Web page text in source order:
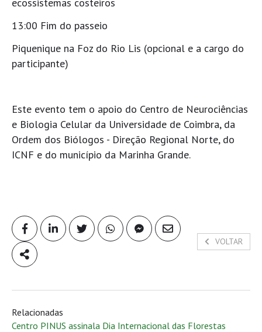
13:00 Fim do passeio
Piquenique na Foz do Rio Lis (opcional e a cargo do
participante)
Este evento tem o apoio do Centro de Neurociências
e Biologia Celular da Universidade de Coimbra, da
Ordem dos Biólogos - Direção Regional Norte, do
ICNF e do município da Marinha Grande.
VOLTAR
Relacionadas
Centro PINUS assinala Dia Internacional das Florestas